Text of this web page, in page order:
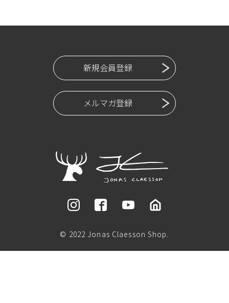
新規会員登録
メルマガ登録
© 2022 Jonas Claesson Shop.